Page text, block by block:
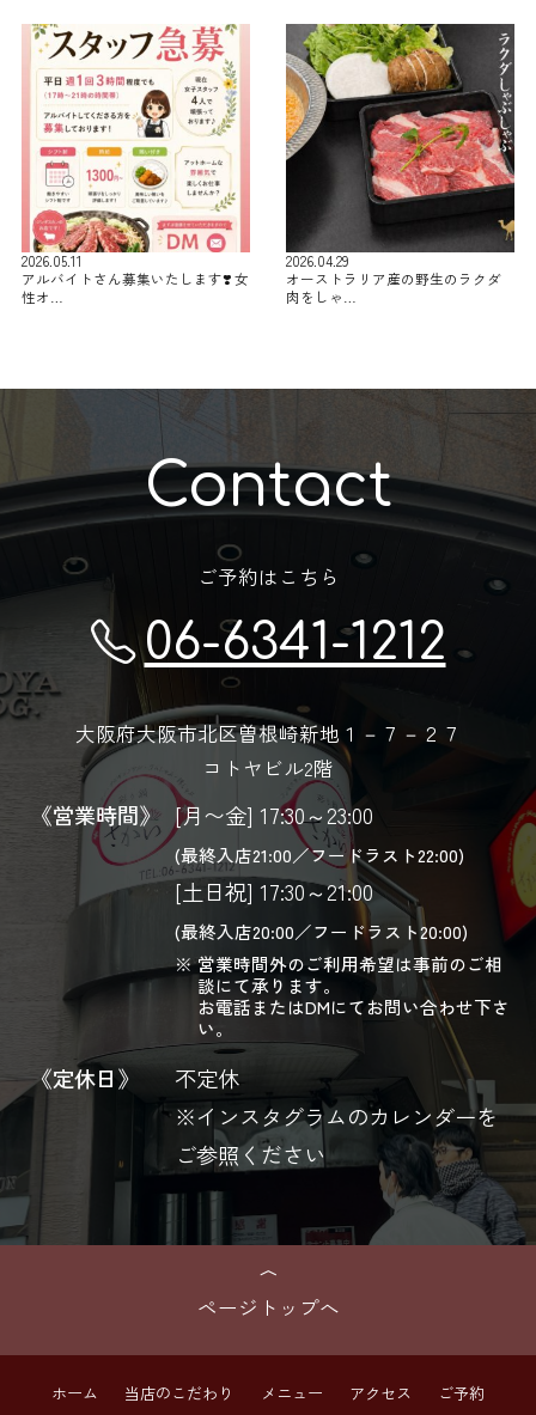
2026.05.11
アルバイトさん募集いたします❣️ 女
性オ…
2026.04.29
オーストラリア産の野生のラクダ
肉をしゃ…
Contact
ご予約はこちら
06-6341-1212
大阪府大阪市北区曽根崎新地１－７－２７
コトヤビル2階
《営業時間》 [月〜金] 17:30～23:00
(最終入店21:00／フードラスト22:00)
[土日祝] 17:30～21:00
(最終入店20:00／フードラスト20:00)
営業時間外のご利用希望は事前のご相
談にて承ります。
お電話またはDMにてお問い合わせ下さ
い。
《定休日》
不定休
※インスタグラムのカレンダーを
ご参照ください
ページトップへ
ホーム 当店のこだわり メニュー アクセス ご予約